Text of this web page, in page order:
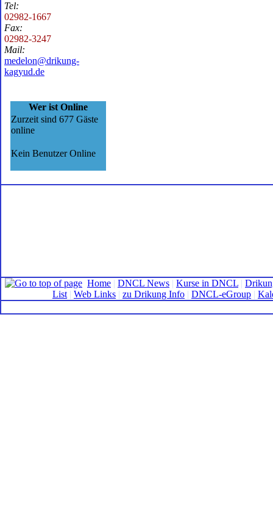
Tel:
02982-1667
Fax:
02982-3247
Mail:
medelon@drikung-
kagyud.de
Wer ist Online
Zurzeit sind 677 Gäste
online
Kein Benutzer Online
Home | DNCL News | Kurse in DNCL |
List | Web Links | zu Drikung Info | DNCL-eGroup |